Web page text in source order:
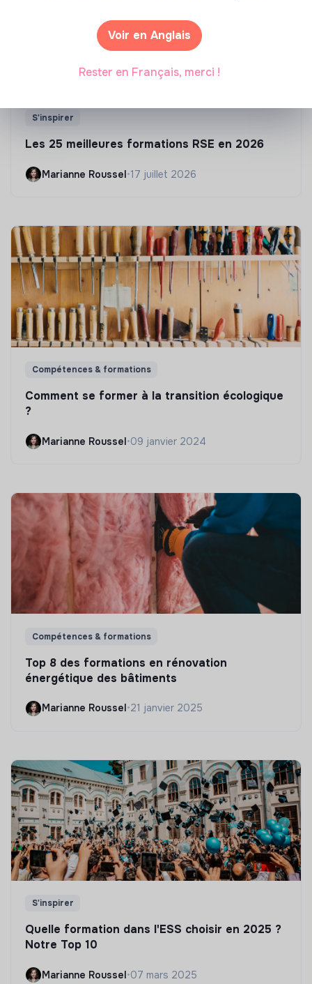
S'inspirer
Les 25 meilleures formations RSE en 2026
Marianne Roussel•17 juillet 2026
Compétences & formations
Comment se former à la transition écologique
?
Marianne Roussel•09 janvier 2024
Compétences & formations
Top 8 des formations en rénovation
énergétique des bâtiments
Marianne Roussel•21 janvier 2025
S'inspirer
Quelle formation dans l'ESS choisir en 2025 ?
Notre Top 10
Marianne Roussel•07 mars 2025
Voir en Anglais
Rester en Français, merci !